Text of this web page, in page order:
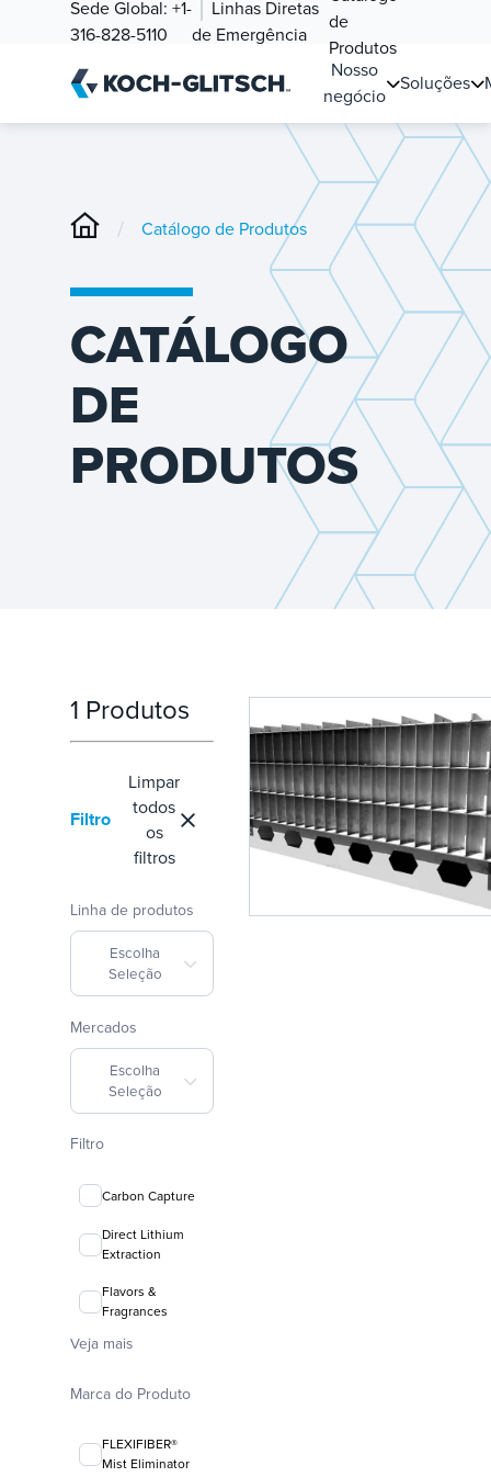
Sede Global: +1-
316-828-5110
Linhas Diretas
de Emergência
de
Produtos
Nosso
negócio
Soluções
/ Catálogo de Produtos
CATÁLOGO
DE
PRODUTOS
1 Produtos
Filtro
Limpar
todos
os
filtros
Linha de produtos
Escolha
Seleção
Mercados
Escolha
Seleção
Filtro
Carbon Capture
Direct Lithium
Extraction
Flavors &
Fragrances
Veja mais
Marca do Produto
FLEXIFIBER®
Mist Eliminator